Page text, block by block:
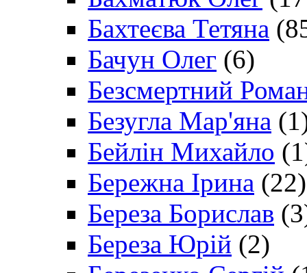
Бахтеєва Тетяна
Бачун Олег (6)
Безсмертний
Безугла Мар'яна
Бейлін Михайло
Бережна Ірина (22)
Береза Борислав
Береза Юрій (2)